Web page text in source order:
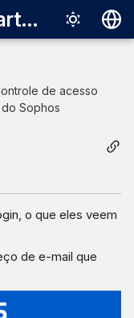
Sophos Central Partner
English
Español
Português
中文（繁體）
de acesso
Sophos
o que eles veem
de e-mail que